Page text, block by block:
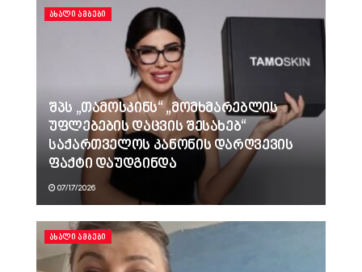
ᲐᲮᲐᲚᲘ ᲐᲛᲑᲔᲑᲘ
შპს „თამოსკინს“ „მომხმარებლის
უფლებების დაცვის შესახებ“
საქართველოს კანონის დარღვევის
ფაქტი დაუდგინდა
07/17/2026
ᲐᲮᲐᲚᲘ ᲐᲛᲑᲔᲑᲘ